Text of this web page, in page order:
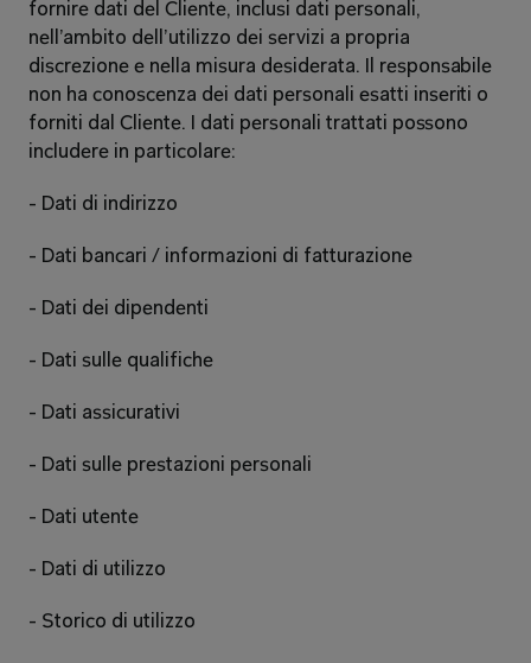
fornire dati del Cliente, inclusi dati personali,
nell’ambito dell’utilizzo dei servizi a propria
discrezione e nella misura desiderata. Il responsabile
non ha conoscenza dei dati personali esatti inseriti o
forniti dal Cliente. I dati personali trattati possono
includere in particolare:
- Dati di indirizzo
- Dati bancari / informazioni di fatturazione
- Dati dei dipendenti
- Dati sulle qualifiche
- Dati assicurativi
- Dati sulle prestazioni personali
- Dati utente
- Dati di utilizzo
- Storico di utilizzo